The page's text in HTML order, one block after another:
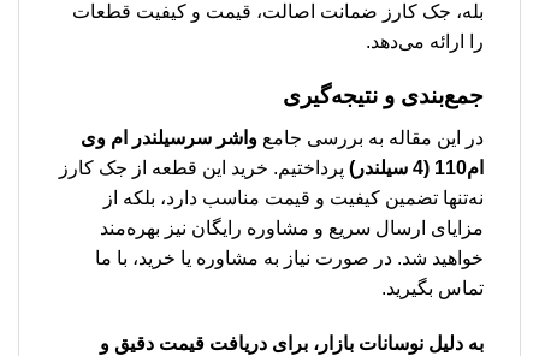
بله، جک کارز ضمانت اصالت، قیمت و کیفیت قطعات
را ارائه می‌دهد.
جمع‌بندی و نتیجه‌گیری
در این مقاله به بررسی جامع واشر سرسیلندر ام وی
ام110 (4 سیلندر)
پرداختیم. خرید این قطعه از جک کارز
نه‌تنها تضمین کیفیت و قیمت مناسب دارد، بلکه از
مزایای ارسال سریع و مشاوره رایگان نیز بهره‌مند
خواهید شد. در صورت نیاز به مشاوره یا خرید، با ما
تماس بگیرید.
به دلیل نوسانات بازار، برای دریافت قیمت دقیق و